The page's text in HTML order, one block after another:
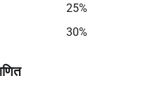
25%
30%